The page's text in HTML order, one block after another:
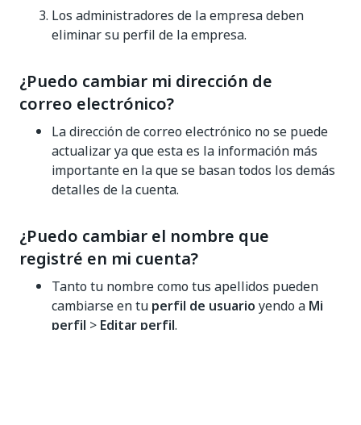
Los administradores de la empresa deben
eliminar su perfil de la empresa.
¿Puedo cambiar mi dirección de
correo electrónico?
La dirección de correo electrónico no se puede
actualizar ya que esta es la información más
importante en la que se basan todos los demás
detalles de la cuenta.
¿Puedo cambiar el nombre que
registré en mi cuenta?
Tanto tu nombre como tus apellidos pueden
cambiarse en tu perfil de usuario yendo a Mi
perfil > Editar perfil.